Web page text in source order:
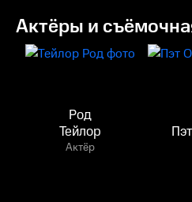
Актёры и
Род
Тейлор
Актёр